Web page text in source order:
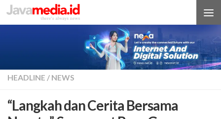
Skip to content
HEADLINE / NEWS
“Langkah dan Cerita Bersama